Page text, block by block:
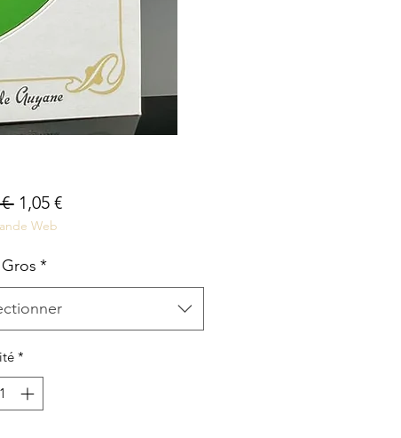
€ Prix
original
1,05 €Prix
Web
*
*